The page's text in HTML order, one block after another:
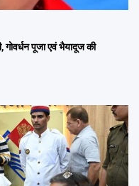
गोवर्धन पूजा एवं भैयादूज की